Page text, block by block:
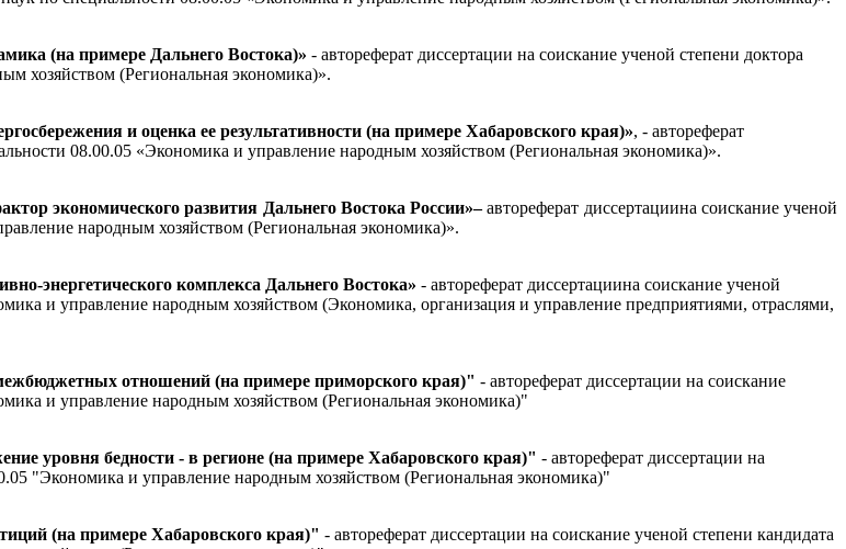
(на примере Дальнего Востока)» - автореферат диссертации на соискание ученой степени доктора
хозяйством (Региональная экономика)».
и оценка ее результативности (на примере Хабаровского края)», - автореферат
08.00.05 «Экономика и управление народным хозяйством (Региональная экономика)».
экономического развития Дальнего Востока России»–автореферат диссертациина соискание ученой
народным хозяйством (Региональная экономика)».
энергетического комплекса Дальнего Востока» - автореферат диссертациина соискание ученой
и управление народным хозяйством (Экономика, организация и управление предприятиями, отраслями,
отношений (на примере приморского края)" - автореферат диссертации на соискание
и управление народным хозяйством (Региональная экономика)"
уровня бедности - в регионе (на примере Хабаровского края)" - автореферат диссертации на
"Экономика и управление народным хозяйством (Региональная экономика)"
(на примере Хабаровского края)" - автореферат диссертации на соискание ученой степени кандидата